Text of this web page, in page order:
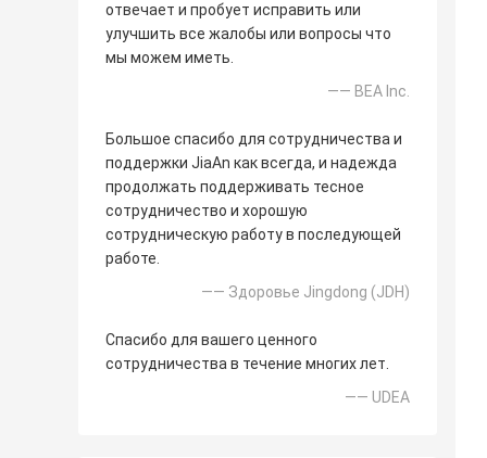
отвечает и пробует исправить или
улучшить все жалобы или вопросы что
мы можем иметь.
—— BEA Inc.
Большое спасибо для сотрудничества и
поддержки JiaAn как всегда, и надежда
продолжать поддерживать тесное
сотрудничество и хорошую
сотрудническую работу в последующей
работе.
—— Здоровье Jingdong (JDH)
Спасибо для вашего ценного
сотрудничества в течение многих лет.
—— UDEA